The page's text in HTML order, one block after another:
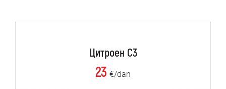
Цитроен C3
23 €/dan